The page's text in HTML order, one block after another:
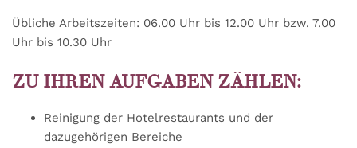
Übliche Arbeitszeiten: 06.00 Uhr bis 12.00 Uhr bzw. 7.00
Uhr bis 10.30 Uhr
ZU IHREN AUFGABEN ZÄHLEN:
Reinigung der Hotelrestaurants und der
dazugehörigen Bereiche